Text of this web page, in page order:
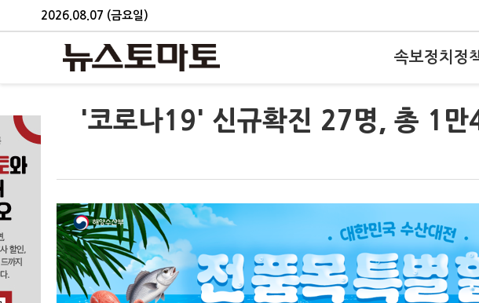
2026.08.07 (금요일)
속보정치 정
'코로나19' 신규확진 27명, 총 1